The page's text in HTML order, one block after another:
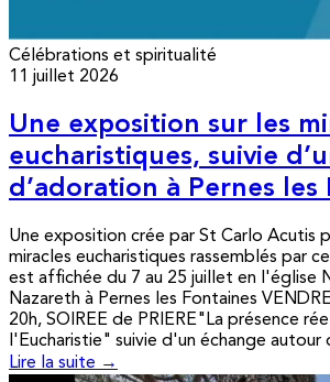
Célébrations et spiritualité
11 juillet 2026
Une exposition sur les
eucharistiques, suivie
d’adoration à Pernes les
Une exposition crée par St Carlo Acutis
miracles eucharistiques rassemblés par
est affichée du 7 au 25 juillet en l'église
Nazareth à Pernes les Fontaines
20h, SOIREE de PRIERE"La présence
l'Eucharistie" suivie d'un échange autour
Lire la suite →